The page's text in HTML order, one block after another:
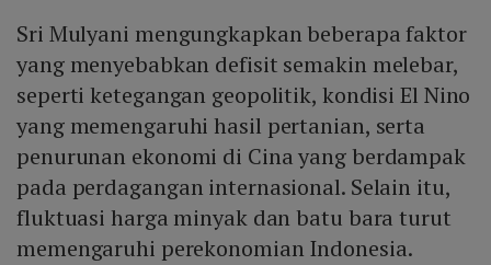
Sri Mulyani mengungkapkan beberapa faktor
yang menyebabkan defisit semakin melebar,
seperti ketegangan geopolitik, kondisi El Nino
yang memengaruhi hasil pertanian, serta
penurunan ekonomi di Cina yang berdampak
pada perdagangan internasional. Selain itu,
fluktuasi harga minyak dan batu bara turut
memengaruhi perekonomian Indonesia.